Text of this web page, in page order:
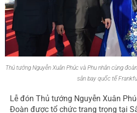
Thủ tướng Nguyễn Xuân Phúc và Phu nhân cùng
sân bay quốc tế
Lễ đón Thủ tướng Nguyễn Xuân
Đoàn được tổ chức trang trọng tại